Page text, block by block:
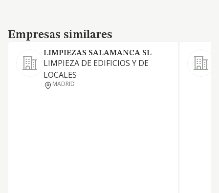
Empresas similares
Empresas similares
LIMPIEZAS SALAMANCA SL
LIMPIEZA DE EDIFICIOS Y DE
LOCALES
MADRID